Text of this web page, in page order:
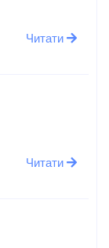
Читати
Читати